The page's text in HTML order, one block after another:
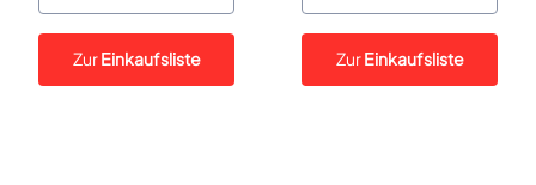
ZurEinkaufsliste ZurEinkaufsliste